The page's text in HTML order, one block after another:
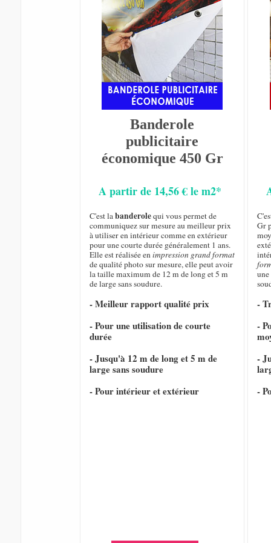
Banderole
publicitaire
économique 450 Gr
A partir de 14,56 € le m2*
C'est labanderolequi vous permet de
communiquez sur mesure au meilleur prix
à utiliser en intérieur comme en extérieur
pour une courte durée généralement 1 ans.
Elle est réalisée enimpression grand format
de qualité photo sur mesure, elle peut avoir
la taille maximum de 12 m de long et 5 m
de large sans soudure.
- Meilleur rapport qualité prix
- Pour une utilisation de courte
durée
- Jusqu'à 12 m de long et 5 m de
large sans soudure
- Pour intérieur et extérieur
Gr
-
-
-
-